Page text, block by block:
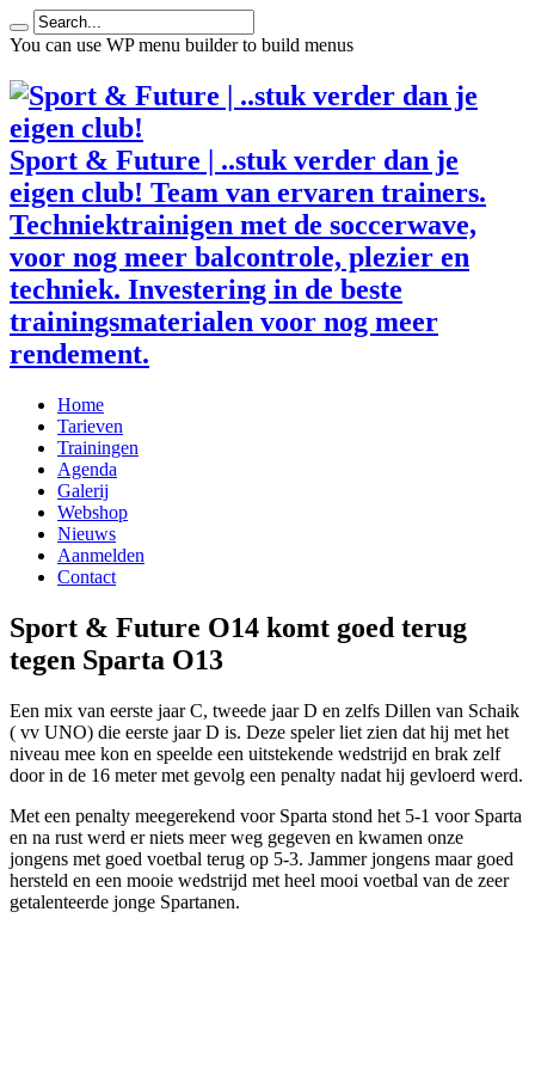
You can use WP menu builder to build menus
Sport & Future | ..stuk verder dan je
eigen club! Team van ervaren trainers.
Techniektrainigen met de soccerwave,
voor nog meer balcontrole, plezier en
techniek. Investering in de beste
trainingsmaterialen voor nog meer
rendement.
Home
Tarieven
Trainingen
Agenda
Galerij
Webshop
Nieuws
Aanmelden
Contact
Sport & Future O14 komt goed terug
tegen Sparta O13
Een mix van eerste jaar C, tweede jaar D en zelfs Dillen van Schaik
( vv UNO) die eerste jaar D is. Deze speler liet zien dat hij met het
niveau mee kon en speelde een uitstekende wedstrijd en brak zelf
door in de 16 meter met gevolg een penalty nadat hij gevloerd werd.
Met een penalty meegerekend voor Sparta stond het 5-1 voor Sparta
en na rust werd er niets meer weg gegeven en kwamen onze
jongens met goed voetbal terug op 5-3. Jammer jongens maar goed
hersteld en een mooie wedstrijd met heel mooi voetbal van de zeer
getalenteerde jonge Spartanen.